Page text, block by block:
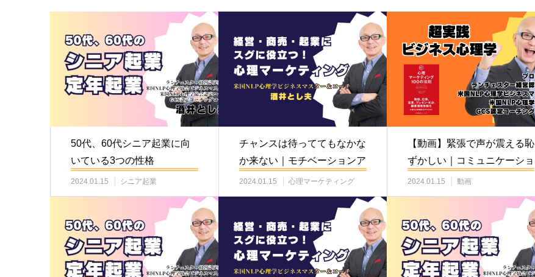
50代、60代シニア起業に向
いている3つの性格
2024.01.15 シニア起業
チャンスは待っててもなかな
か来ない｜モチベーションア
ップ講師
2024.01.15 心理マーケティング
【動画】緊張で声が震える恥
ずかしい｜コミュニケーショ
ン力講演会講師
2024.01.15 動画